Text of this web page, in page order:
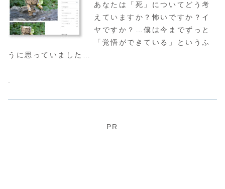
あなたは「死」についてどう考
えていますか？怖いですか？イ
ヤですか？…僕は今までずっと
「覚悟ができている」というふ
うに思っていました…
PR